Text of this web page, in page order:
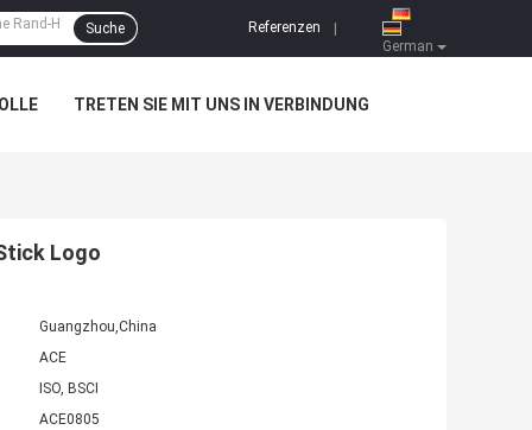
German
Referenzen
Suche
TRETEN SIE MIT UNS IN VERBINDUNG
Logo
Guangzhou,China
ACE
ISO, BSCI
ACE0805